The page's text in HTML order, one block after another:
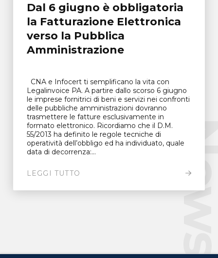
Dal 6 giugno è obbligatoria
la Fatturazione Elettronica
verso la Pubblica
Amministrazione
CNA e Infocert ti semplificano la vita con
Legalinvoice PA. A partire dallo scorso 6 giugno
le imprese fornitrici di beni e servizi nei confronti
delle pubbliche amministrazioni dovranno
trasmettere le fatture esclusivamente in
formato elettronico. Ricordiamo che il D.M.
55/2013 ha definito le regole tecniche di
operatività dell’obbligo ed ha individuato, quale
data di decorrenza:...
LEGGI TUTTO